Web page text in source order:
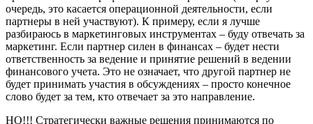
очередь, это касается операционной деятельности, если
партнеры в ней участвуют). К примеру, если я лучше
разбираюсь в маркетинговых инструментах – буду отвечать за
маркетинг. Если партнер силен в финансах – будет нести
ответственность за ведение и принятие решений в ведении
финансового учета. Это не означает, что другой партнер не
будет принимать участия в обсуждениях – просто конечное
слово будет за тем, кто отвечает за это направление.
НО!!! Стратегически важные решения принимаются по